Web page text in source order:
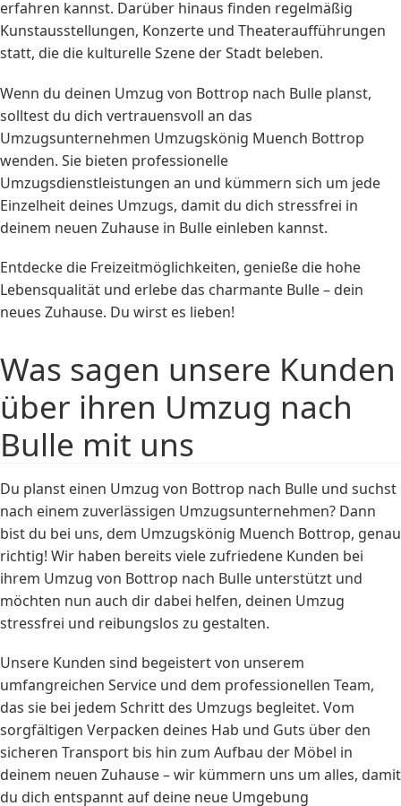
erfahren kannst. Darüber hinaus finden regelmäßig
Kunstausstellungen, Konzerte und Theateraufführungen
statt, die die kulturelle Szene der Stadt beleben.
Wenn du deinen Umzug von Bottrop nach Bulle planst,
solltest du dich vertrauensvoll an das
Umzugsunternehmen Umzugskönig Muench Bottrop
wenden. Sie bieten professionelle
Umzugsdienstleistungen an und kümmern sich um jede
Einzelheit deines Umzugs, damit du dich stressfrei in
deinem neuen Zuhause in Bulle einleben kannst.
Entdecke die Freizeitmöglichkeiten, genieße die hohe
Lebensqualität und erlebe das charmante Bulle – dein
neues Zuhause. Du wirst es lieben!
Was sagen unsere Kunden
über ihren Umzug nach
Bulle mit uns
Du planst einen Umzug von Bottrop nach Bulle und suchst
nach einem zuverlässigen Umzugsunternehmen? Dann
bist du bei uns, dem Umzugskönig Muench Bottrop, genau
richtig! Wir haben bereits viele zufriedene Kunden bei
ihrem Umzug von Bottrop nach Bulle unterstützt und
möchten nun auch dir dabei helfen, deinen Umzug
stressfrei und reibungslos zu gestalten.
Unsere Kunden sind begeistert von unserem
umfangreichen Service und dem professionellen Team,
das sie bei jedem Schritt des Umzugs begleitet. Vom
sorgfältigen Verpacken deines Hab und Guts über den
sicheren Transport bis hin zum Aufbau der Möbel in
deinem neuen Zuhause – wir kümmern uns um alles, damit
du dich entspannt auf deine neue Umgebung